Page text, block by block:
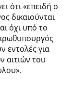
ότι «επειδή ο
δικαιούνται
όχι υπό το
εντολές για
αιτιών του